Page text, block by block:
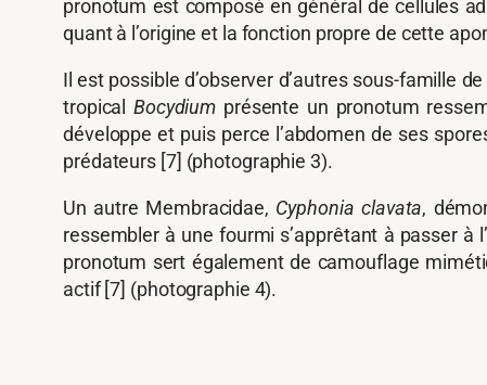
pronotum est composé en général de cellules
quant à l’origine et la fonction propre de cette
Il est possible d’observer d’autres sous-famille
tropical Bocydium présente un pronotum
développe et puis perce l’abdomen de ses
prédateurs [7] (photographie 3).
Un autre Membracidae, Cyphonia clavata,
ressembler à une fourmi s’apprêtant à passer
pronotum sert également de camouflage
actif [7] (photographie 4).